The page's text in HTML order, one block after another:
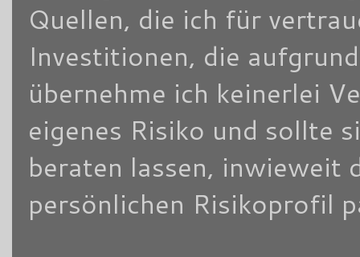
Quellen, die ich für
Investitionen, die
übernehme ich keinerlei
eigenes Risiko und sollte
beraten lassen, inwieweit
persönlichen Risikoprofil